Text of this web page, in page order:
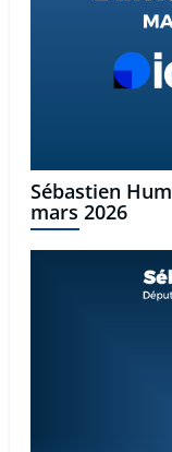
Sébastien
mars 2026